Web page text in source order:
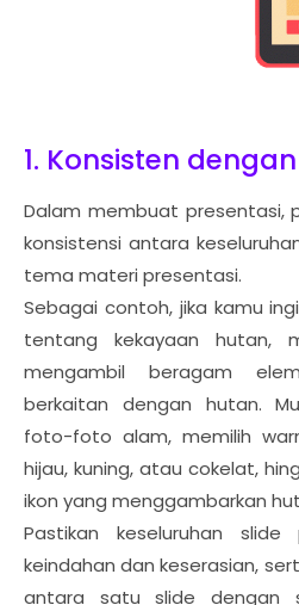
1. Konsisten
Dalam membuat presentasi,
konsistensi antara
tema materi presentasi.
Sebagai contoh, jika kamu
tentang kekayaan hutan,
mengambil beragam
berkaitan dengan hutan.
foto-foto alam, memilih
hijau, kuning, atau cokelat,
ikon yang menggambarkan
Pastikan keseluruhan slide
keindahan dan keserasian,
antara satu slide dengan